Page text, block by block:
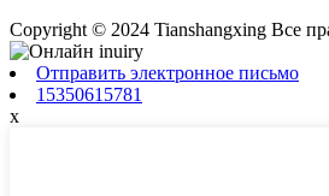
Copyright © 2024 Tianshangxing Все
Отправить электронное письмо
15350615781
x